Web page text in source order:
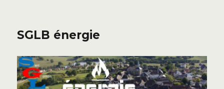
SGLB énergie